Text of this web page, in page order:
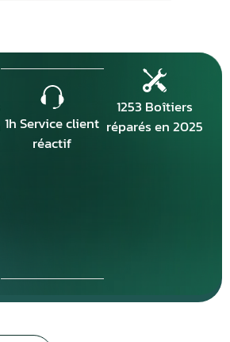
1h Service client
réactif
1253 Boîtiers
réparés en 2025